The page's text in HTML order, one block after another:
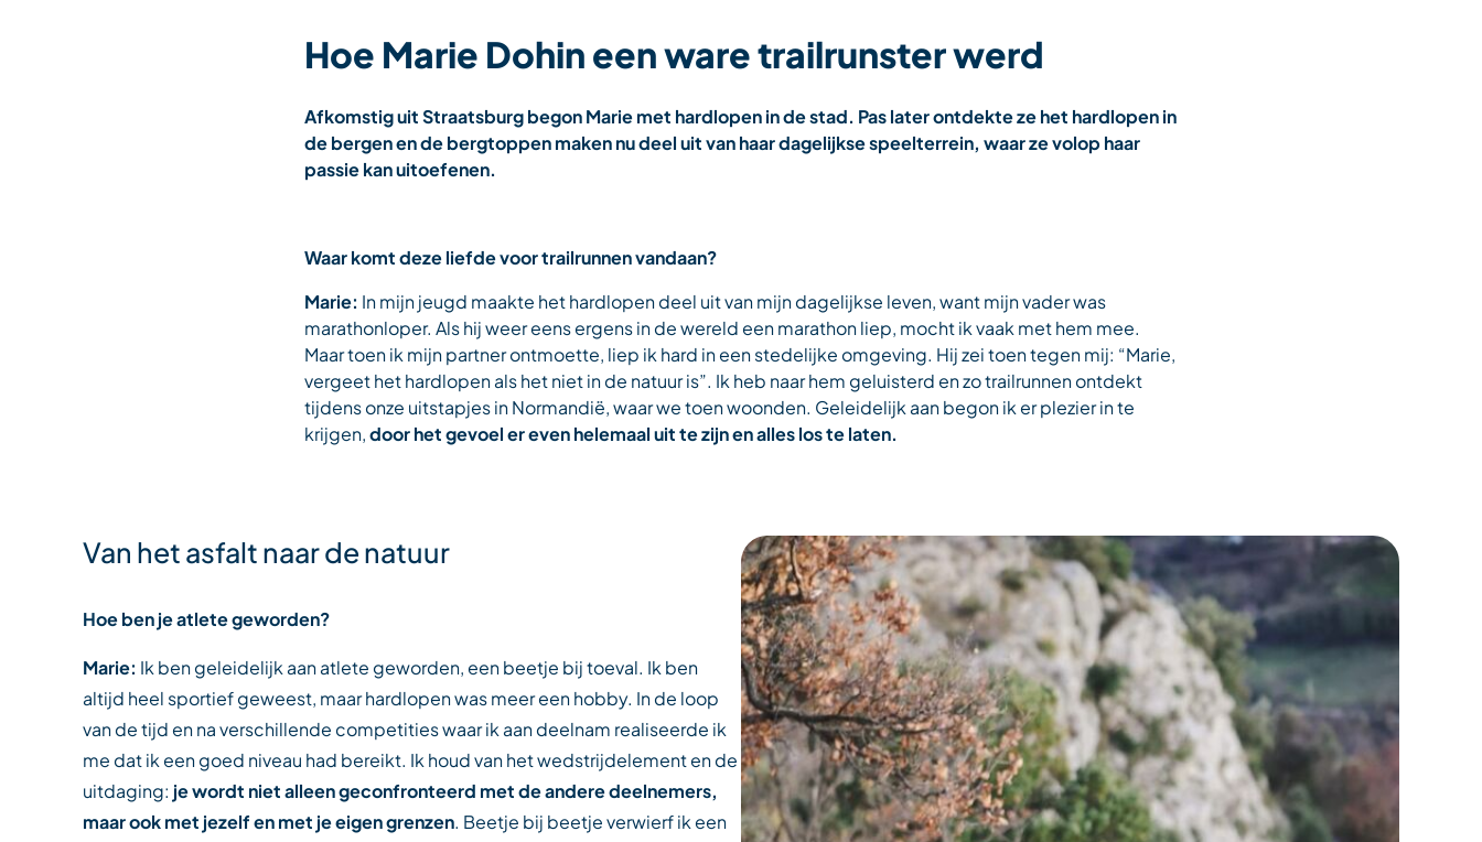
Hoe Marie Dohin een ware trailrunster werd
Afkomstig uit Straatsburg begon Marie met hardlopen in de stad. Pas later ontdekte ze het hardlopen in
de bergen en de bergtoppen maken nu deel uit van haar dagelijkse speelterrein, waar ze volop haar
passie kan uitoefenen.
Waar komt deze liefde voor trailrunnen vandaan?
Marie: In mijn jeugd maakte het hardlopen deel uit van mijn dagelijkse leven, want mijn vader was
marathonloper. Als hij weer eens ergens in de wereld een marathon liep, mocht ik vaak met hem mee.
Maar toen ik mijn partner ontmoette, liep ik hard in een stedelijke omgeving. Hij zei toen tegen mij: “Marie,
vergeet het hardlopen als het niet in de natuur is”. Ik heb naar hem geluisterd en zo trailrunnen ontdekt
tijdens onze uitstapjes in Normandië, waar we toen woonden. Geleidelijk aan begon ik er plezier in te
krijgen,door het gevoel er even helemaal uit te zijn en alles los te laten.
Van het asfalt naar de natuur
Hoe ben je atlete geworden?
Marie: Ik ben geleidelijk aan atlete geworden, een beetje bij toeval. Ik ben
altijd heel sportief geweest, maar hardlopen was meer een hobby. In de loop
van de tijd en na verschillende competities waar ik aan deelnam realiseerde ik
me dat ik een goed niveau had bereikt. Ik houd van het wedstrijdelement en de
uitdaging: je wordt niet alleen geconfronteerd met de andere deelnemers,
maar ook met jezelf en met je eigen grenzen. Beetje bij beetje verwierf ik een